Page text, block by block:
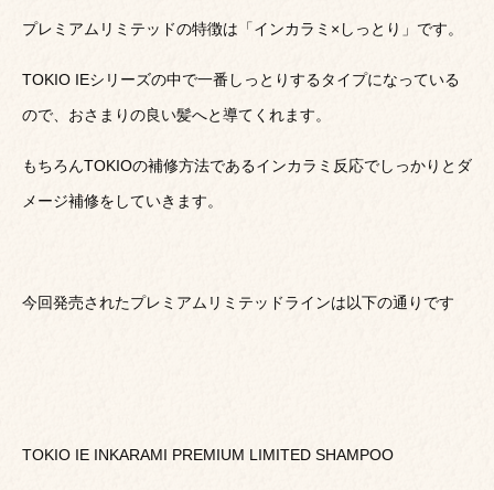
プレミアムリミテッドの特徴は「インカラミ×しっとり」です。
TOKIO IEシリーズの中で一番しっとりするタイプになっている
ので、おさまりの良い髪へと導てくれます。
もちろんTOKIOの補修方法であるインカラミ反応でしっかりとダ
メージ補修をしていきます。
今回発売されたプレミアムリミテッドラインは以下の通りです
TOKIO IE INKARAMI PREMIUM LIMITED SHAMPOO